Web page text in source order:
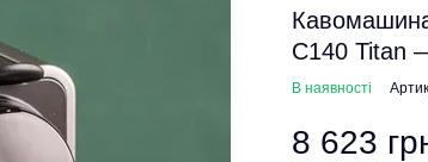
C140 Titan
В наявності
8 623